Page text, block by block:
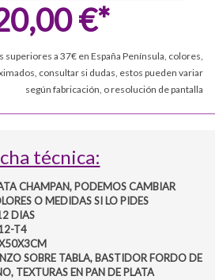
€*
superiores a 37€ en España Península, colores,
consultar si dudas, estos pueden variar
según fabricación, o resolución de pantalla
técnica:
CHAMPAN, PODEMOS CAMBIAR
O MEDIDAS SI LO PIDES
DIAS
T4
SOBRE TABLA, BASTIDOR FORDO DE
TEXTURAS EN PAN DE PLATA